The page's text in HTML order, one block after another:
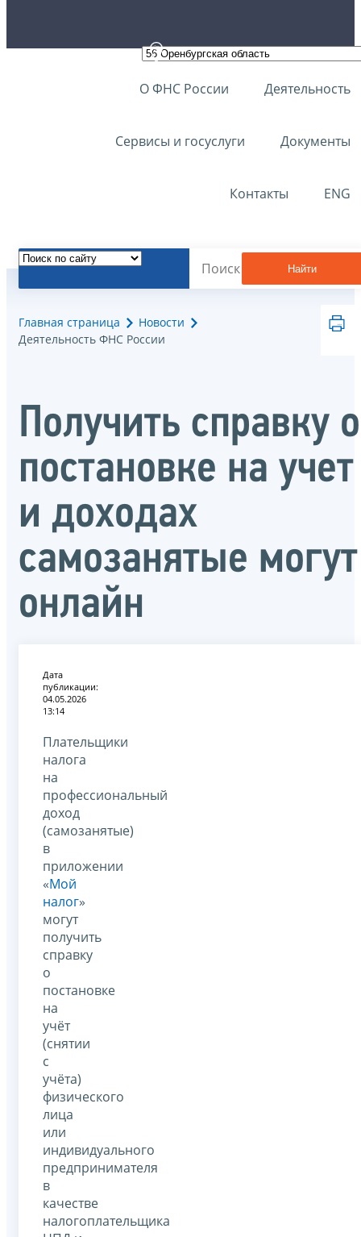
О ФНС России Деятельность
Сервисы и госуслуги Документы
Контакты ENG
Найти
Главная страница
Новости
Деятельность ФНС России
Получить справку о
постановке на учет
и доходах
самозанятые могут
онлайн
Дата
публикации:
04.05.2026
13:14
Плательщики
налога
на
профессиональный
доход
(самозанятые)
в
приложении
«Мой
налог»
могут
получить
справку
о
постановке
на
учёт
(снятии
с
учёта)
физического
лица
или
индивидуального
предпринимателя
в
качестве
налогоплательщика